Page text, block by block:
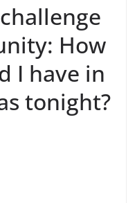
How
I have in
tonight?